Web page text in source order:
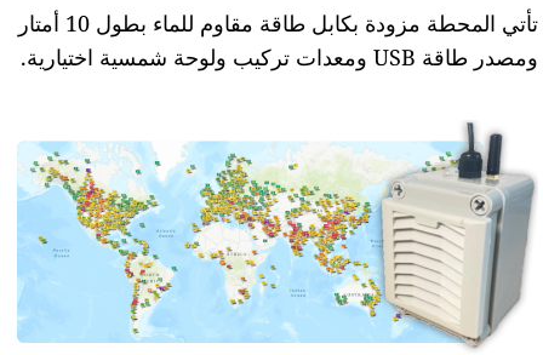
تأتي المحطة مزودة بكابل طاقة مقاوم للماء بطول 10 أمتار
ومصدر طاقة USB ومعدات تركيب ولوحة شمسية اختيارية.